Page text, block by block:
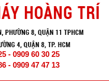
- 0909 60 30 25
- 0909 47 47 13